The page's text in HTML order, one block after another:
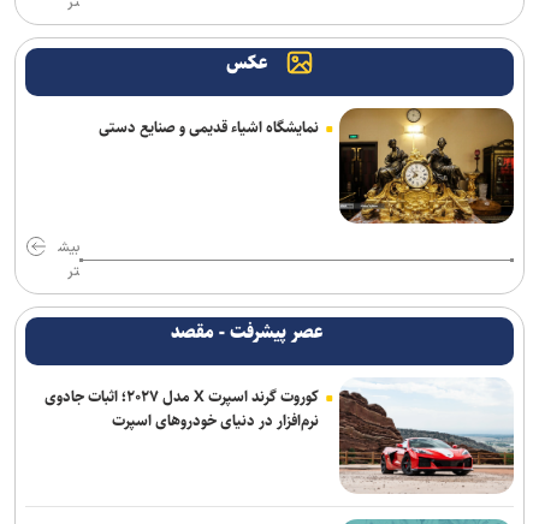
عکس
نمایشگاه اشیاء قدیمی و صنایع دستی
بیش
تر
عصر پیشرفت - مقصد
کوروت گرند اسپرت X مدل ۲۰۲۷؛ اثبات جادوی
نرم‌افزار در دنیای خودروهای اسپرت